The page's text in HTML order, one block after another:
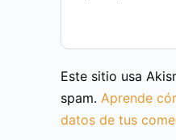
Este sitio usa
spam. Aprende
datos de tus